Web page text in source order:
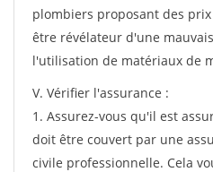
plombiers proposant des
être révélateur d'une
l'utilisation de matériaux de
V. Vérifier l'assurance :
1. Assurez-vous qu'il est
doit être couvert par une
civile professionnelle. Cela